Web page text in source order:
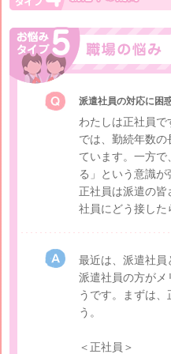
派遣社員の対応に困
わたしは正社員
では、勤続年数
ています。一方
る」という意識
正社員は派遣の
社員にどう接した
最近は、派遣社員
派遣社員の方がメ
うです。まずは
う。
＜正社員＞